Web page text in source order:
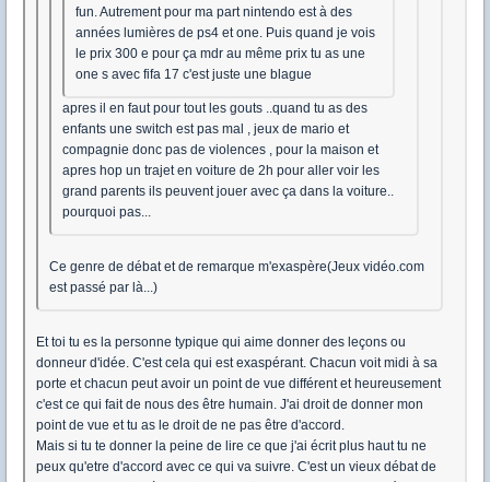
fun. Autrement pour ma part nintendo est à des
années lumières de ps4 et one. Puis quand je vois
le prix 300 e pour ça mdr au même prix tu as une
one s avec fifa 17 c'est juste une blague
apres il en faut pour tout les gouts ..quand tu as des
enfants une switch est pas mal , jeux de mario et
compagnie donc pas de violences , pour la maison et
apres hop un trajet en voiture de 2h pour aller voir les
grand parents ils peuvent jouer avec ça dans la voiture..
pourquoi pas...
Ce genre de débat et de remarque m'exaspère(Jeux vidéo.com
est passé par là...)
Et toi tu es la personne typique qui aime donner des leçons ou
donneur d'idée. C'est cela qui est exaspérant. Chacun voit midi à sa
porte et chacun peut avoir un point de vue différent et heureusement
c'est ce qui fait de nous des être humain. J'ai droit de donner mon
point de vue et tu as le droit de ne pas être d'accord.
Mais si tu te donner la peine de lire ce que j'ai écrit plus haut tu ne
peux qu'etre d'accord avec ce qui va suivre. C'est un vieux débat de